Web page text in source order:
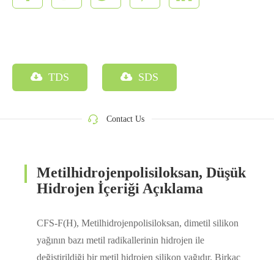
TDS SDS
Contact Us
Metilhidrojenpolisiloksan, Düşük
Hidrojen İçeriği Açıklama
CFS-F(H), Metilhidrojenpolisiloksan, dimetil silikon
yağının bazı metil radikallerinin hidrojen ile
değiştirildiği bir metil hidrojen silikon yağıdır. Birkaç